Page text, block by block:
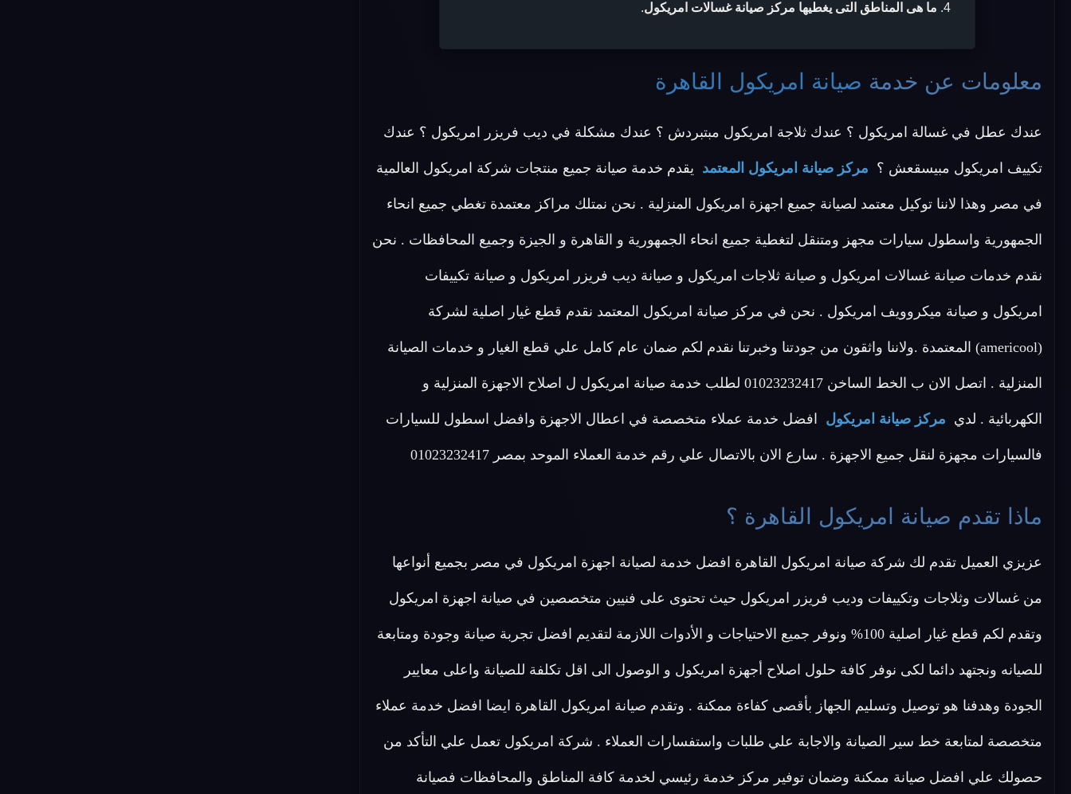
ما هى المناطق التى يغطيها مركز صيانة غسالات امريكول.
معلومات عن خدمة صيانة امريكول القاهرة
عندك عطل في غسالة امريكول ؟ عندك ثلاجة امريكول مبتبردش ؟ عندك مشكلة في ديب فريزر امريكول ؟ عندك
تكييف امريكول مبيسقعش ؟ مركز صيانة امريكول المعتمد يقدم خدمة صيانة جميع منتجات شركة امريكول العالمية
في مصر وهذا لاننا توكيل معتمد لصيانة جميع اجهزة امريكول المنزلية . نحن نمتلك مراكز معتمدة تغطي جميع انحاء
الجمهورية واسطول سيارات مجهز ومتنقل لتغطية جميع انحاء الجمهورية و القاهرة و الجيزة وجميع المحافظات . نحن
نقدم خدمات صيانة غسالات امريكول و صيانة ثلاجات امريكول و صيانة ديب فريزر امريكول و صيانة تكييفات
امريكول و صيانة ميكروويف امريكول . نحن في مركز صيانة امريكول المعتمد نقدم قطع غيار اصلية لشركة
(americool) المعتمدة .ولاننا واثقون من جودتنا وخبرتنا نقدم لكم ضمان عام كامل علي قطع الغيار و خدمات الصيانة
المنزلية . اتصل الان ب الخط الساخن 01023232417 لطلب خدمة صيانة امريكول ل اصلاح الاجهزة المنزلية و
الكهربائية . لدي مركز صيانة امريكول افضل خدمة عملاء متخصصة في اعطال الاجهزة وافضل اسطول للسيارات
فالسيارات مجهزة لنقل جميع الاجهزة . سارع الان بالاتصال علي رقم خدمة العملاء الموحد بمصر 01023232417
ماذا تقدم صيانة امريكول القاهرة ؟
عزيزي العميل تقدم لك شركة صيانة امريكول القاهرة افضل خدمة لصيانة اجهزة امريكول في مصر بجميع أنواعها
من غسالات وثلاجات وتكييفات وديب فريزر امريكول حيث تحتوى على فنيين متخصصين في صيانة اجهزة امريكول
وتقدم لكم قطع غيار اصلية 100% ونوفر جميع الاحتياجات و الأدوات اللازمة لتقديم افضل تجربة صيانة وجودة ومتابعة
للصيانه ونجتهد دائما لكى نوفر كافة حلول اصلاح أجهزة امريكول و الوصول الى اقل تكلفة للصيانة واعلى معايير
الجودة وهدفنا هو توصيل وتسليم الجهاز بأقصى كفاءة ممكنة . وتقدم صيانة امريكول القاهرة ايضا افضل خدمة عملاء
متخصصة لمتابعة خط سير الصيانة والاجابة علي طلبات واستفسارات العملاء . شركة امريكول تعمل علي التأكد من
حصولك علي افضل صيانة ممكنة وضمان توفير مركز خدمة رئيسي لخدمة كافة المناطق والمحافظات فصيانة